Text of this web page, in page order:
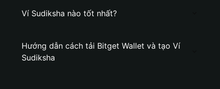
Ví Sudiksha nào tốt nhất?
Hướng dẫn cách tải Bitget Wallet và tạo Ví
Sudiksha